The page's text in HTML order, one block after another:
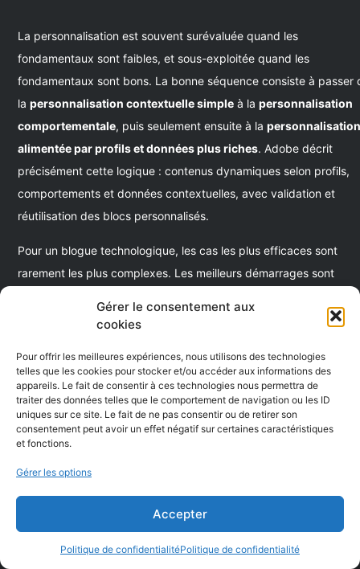
Gérer le consentement aux
cookies
Pour offrir les meilleures expériences, nous utilisons des technologies
telles que les cookies pour stocker et/ou accéder aux informations des
appareils. Le fait de consentir à ces technologies nous permettra de
traiter des données telles que le comportement de navigation ou les ID
uniques sur ce site. Le fait de ne pas consentir ou de retirer son
consentement peut avoir un effet négatif sur certaines caractéristiques
et fonctions.
Gérer les options
Accepter
Politique de confidentialitéPolitique de confidentialité
La personnalisation est souvent surévaluée quand les
fondamentaux sont faibles, et sous-exploitée quand les
fondamentaux sont bons. La bonne séquence consiste à passer
lapersonnalisation contextuelle simple à lapersonnalisation
comportementale, puis seulement ensuite à la
alimentée par profils et données plus riches. Adobe décrit
précisément cette logique : contenus dynamiques selon profils,
comportements et données contextuelles, avec validation et
réutilisation des blocs personnalisés.
Pour un blogue technologique, les cas les plus efficaces sont
rarement les plus complexes. Les meilleurs démarrages sont
, afficher un contenu de suite logique selon la
les pages “comparatif / essai / contact” selonsigne d’intention
Une personnalisation utile doit rester explicable, solide sur
et ne pas créer d’écarts de sens entre les variantes.
Un principe doit rester non négociable :
preuve
en personnalisation pour des segments clairement définis. C’est
aussi le moyen le plus propre de garder un contrôle sur la dette
logique, la cohérence éditoriale et l’interprétation analytique.